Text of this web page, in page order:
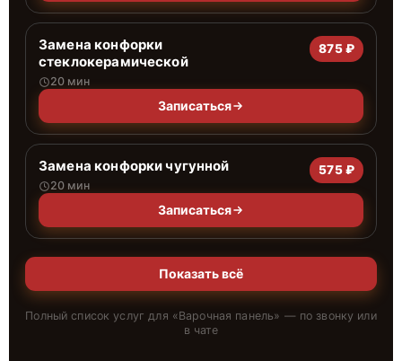
Замена конфорки
стеклокерамической
20 мин
875 ₽
Записаться
Замена конфорки чугунной
20 мин
575 ₽
Записаться
Показать всё
Полный список услуг для «Варочная панель» — по звонку или
в чате